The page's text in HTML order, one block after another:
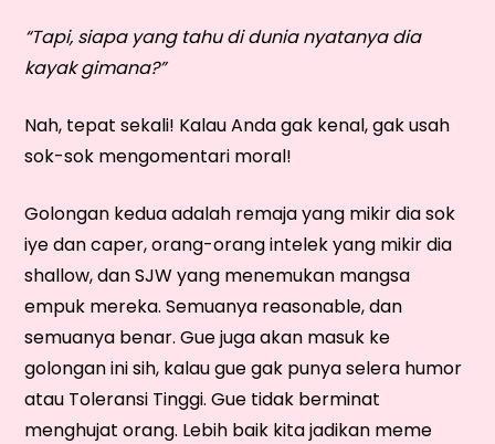
“Tapi, siapa yang tahu di dunia nyatanya dia
kayak gimana?”
Nah, tepat sekali! Kalau Anda gak kenal, gak usah
sok-sok mengomentari moral!
Golongan kedua adalah remaja yang mikir dia sok
iye dan caper, orang-orang intelek yang mikir dia
shallow, dan SJW yang menemukan mangsa
empuk mereka. Semuanya reasonable, dan
semuanya benar. Gue juga akan masuk ke
golongan ini sih, kalau gue gak punya selera humor
atau Toleransi Tinggi. Gue tidak berminat
menghujat orang. Lebih baik kita jadikan meme